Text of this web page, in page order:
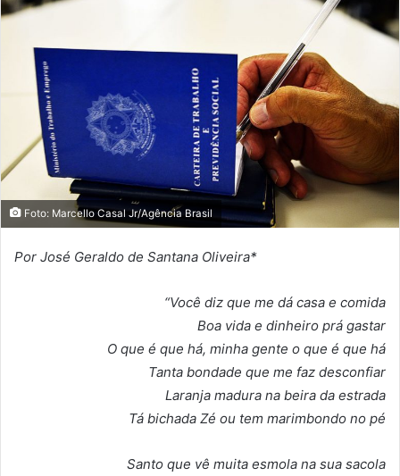
Foto: Marcello Casal Jr/Agência Brasil
Por José Geraldo de Santana Oliveira*
“Você diz que me dá casa e comida
Boa vida e dinheiro prá gastar
O que é que há, minha gente o que é que há
Tanta bondade que me faz desconfiar
Laranja madura na beira da estrada
Tá bichada Zé ou tem marimbondo no pé
Santo que vê muita esmola na sua sacola